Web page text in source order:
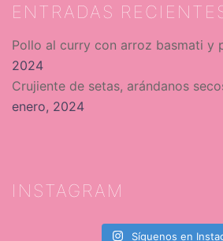
ENTRADAS
Pollo al curry con arroz basmati y
2024
Crujiente de setas, arándanos
enero, 2024
INSTAGRAM
Síguenos en